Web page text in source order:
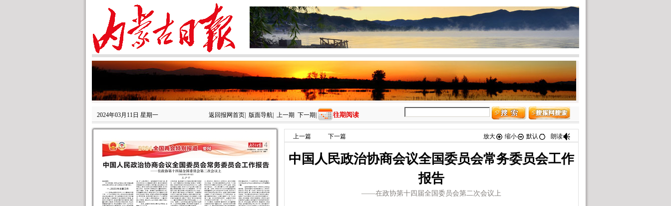
2024年03月11日 星期一 返回报网首页 版面导航 上一期 下一期 往期阅读
上一篇 下一篇 放大 缩小 默认 朗读
中国人民政治协商会议全国委员会常务委员会工作
报告
——在政协第十四届全国委员会第二次会议上